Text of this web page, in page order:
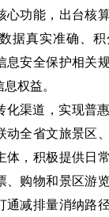
心功能，出台核
据真实准确、
息安全保护相关
权益。
化渠道，实现普
动全省文旅景区
体，积极提供日
、购物和景区游
通减排量消纳路